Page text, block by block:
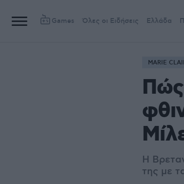
Games Όλες οι Ειδήσεις Ελλάδα
MARIE
Η
της με